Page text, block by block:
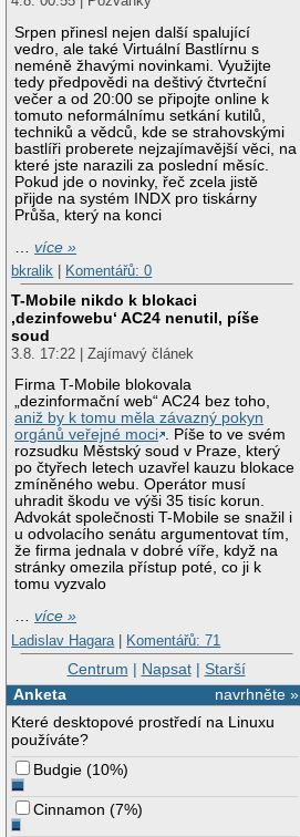
Srpen přinesl nejen další spalující
vedro, ale také Virtuální Bastlírnu s
neméně žhavými novinkami. Využijte
tedy předpovědi na deštivý čtvrteční
večer a od 20:00 se připojte online k
tomuto neformálnímu setkání kutilů,
techniků a vědců, kde se strahovskými
bastlíři proberete nejzajímavější věci, na
které jste narazili za poslední měsíc.
Pokud jde o novinky, řeč zcela jistě
přijde na systém INDX pro tiskárny
Průša, který na konci
…více »
bkralik
Komentářů: 0
T-Mobile nikdo k blokaci
‚dezinfowebu‘ AC24 nenutil, píše
soud
3.8. 17:22 | Zajímavý článek
Firma T-Mobile blokovala
„dezinformační web“ AC24 bez toho,
aniž by k tomu měla závazný pokyn
orgánů veřejné moci . Píše to ve svém
rozsudku Městský soud v Praze, který
po čtyřech letech uzavřel kauzu blokace
zmíněného webu. Operátor musí
uhradit škodu ve výši 35 tisíc korun.
Advokát společnosti T-Mobile se snažil i
u odvolacího senátu argumentovat tím,
že firma jednala v dobré víře, když na
stránky omezila přístup poté, co ji k
tomu vyzvalo
…více »
Ladislav Hagara | Komentářů: 71
Centrum | Napsat| Starší
navrhněte »
Anketa
Které desktopové prostředí na Linuxu
používáte?
Budgie (10%)
Cinnamon (7%)